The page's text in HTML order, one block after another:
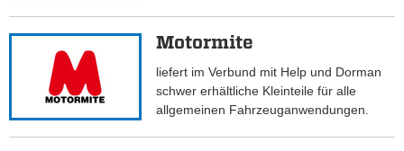
Motormite
liefert im Verbund mit Help und Dorman
schwer erhältliche Kleinteile für alle
allgemeinen Fahrzeuganwendungen.